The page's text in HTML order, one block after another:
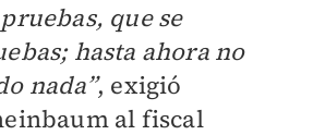
que se
hasta ahora no
nada”, exigió
al fiscal